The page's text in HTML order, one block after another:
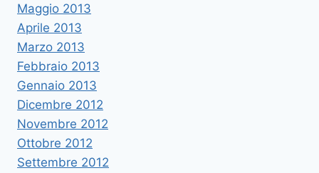
Maggio 2013
Aprile 2013
Marzo 2013
Febbraio 2013
Gennaio 2013
Dicembre 2012
Novembre 2012
Ottobre 2012
Settembre 2012